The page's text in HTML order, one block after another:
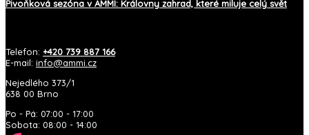
Pivoňková sezóna v AMMI: Královny zahrad, které miluje celý svět
Telefon: +420 739 887 166
E-mail: info@ammi.cz
Nejedlého 373/1
638 00 Brno
Po - Pá: 07:00 - 17:00
Sobota: 08:00 - 14:00